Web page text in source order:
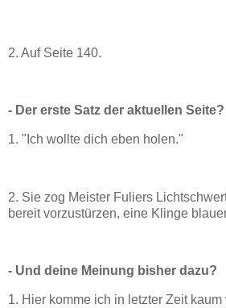
2. Auf Seite 140.
- Der erste Satz der aktuellen Seite?
1. "Ich wollte dich eben holen."
2. Sie zog Meister Fuliers
bereit vorzustürzen, eine Klinge
- Und deine Meinung bisher dazu?
1. Hier komme ich in letzter Zeit